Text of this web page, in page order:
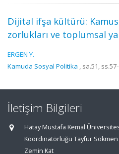
Dijital ifşa kültürü:
zorlukları ve toplumsal
ERGEN Y.
Kamuda Sosyal Politika , sa.51,
İletişim Bilgileri
Hatay Mustafa Kemal
Koordinatörlüğü Tayfur Sökmen
Zemin Kat